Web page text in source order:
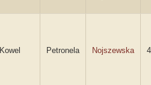
Kowel Petronela Nojszewska